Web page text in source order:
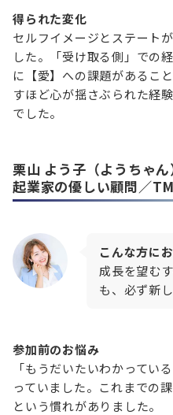
得られた変化
セルフイメージとステート
した。「受け取る側」での
に【愛】への課題があるこ
すほど心が揺さぶられた経
でした。
栗山 よう子（ようちゃん
起業家の優しい顧問／
こんな方に
成長を望む
も、必ず新
参加前のお悩み
「もうだいたいわかってい
っていました。これまでの
という慣れがありました。